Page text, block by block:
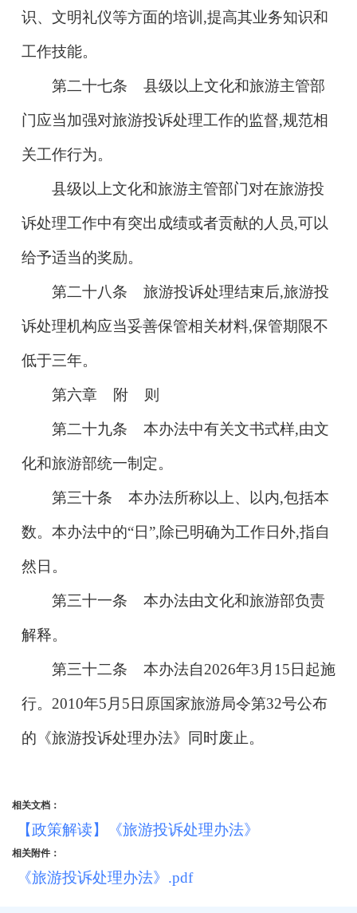
识、文明礼仪等方面的培训,提高其业务知识和
工作技能。
第二十七条 县级以上文化和旅游主管部
门应当加强对旅游投诉处理工作的监督,规范相
关工作行为。
县级以上文化和旅游主管部门对在旅游投
诉处理工作中有突出成绩或者贡献的人员,可以
给予适当的奖励。
第二十八条 旅游投诉处理结束后,旅游投
诉处理机构应当妥善保管相关材料,保管期限不
低于三年。
第六章 附 则
第二十九条 本办法中有关文书式样,由文
化和旅游部统一制定。
第三十条 本办法所称以上、以内,包括本
数。本办法中的“日”,除已明确为工作日外,指自
然日。
第三十一条 本办法由文化和旅游部负责
解释。
第三十二条 本办法自2026年3月15日起施
行。2010年5月5日原国家旅游局令第32号公布
的《旅游投诉处理办法》同时废止。
相关文档：
【政策解读】《旅游投诉处理办法》
相关附件：
《旅游投诉处理办法》.pdf